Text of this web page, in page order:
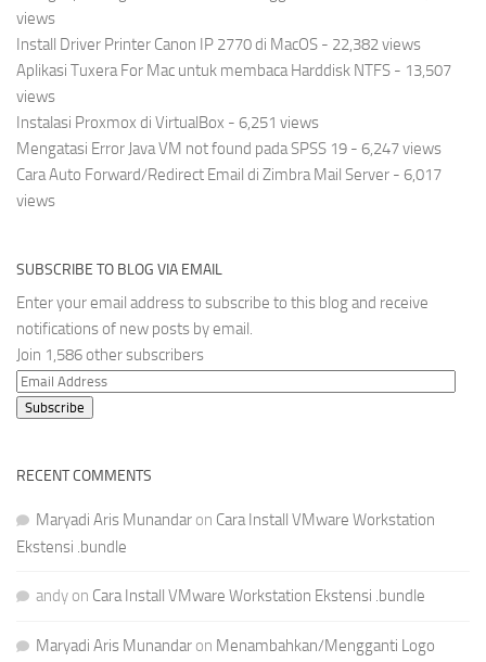
views
Install Driver Printer Canon IP 2770 di MacOS - 22,382 views
Aplikasi Tuxera For Mac untuk membaca Harddisk NTFS - 13,507
views
Instalasi Proxmox di VirtualBox - 6,251 views
Mengatasi Error Java VM not found pada SPSS 19 - 6,247 views
Cara Auto Forward/Redirect Email di Zimbra Mail Server - 6,017
views
SUBSCRIBE TO BLOG VIA EMAIL
Enter your email address to subscribe to this blog and receive
notifications of new posts by email.
Join 1,586 other subscribers
Email
Address
Subscribe
RECENT COMMENTS
Maryadi Aris Munandar on Cara Install VMware Workstation
Ekstensi .bundle
andy on Cara Install VMware Workstation Ekstensi .bundle
Maryadi Aris Munandar on Menambahkan/Mengganti Logo